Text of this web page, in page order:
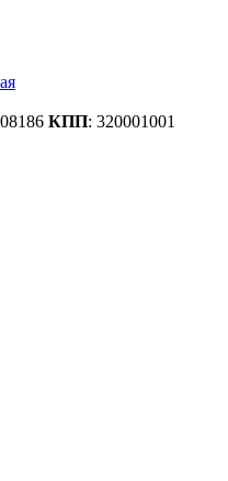
КПП: 320001001